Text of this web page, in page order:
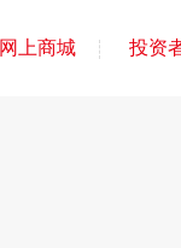
网上商城 投资